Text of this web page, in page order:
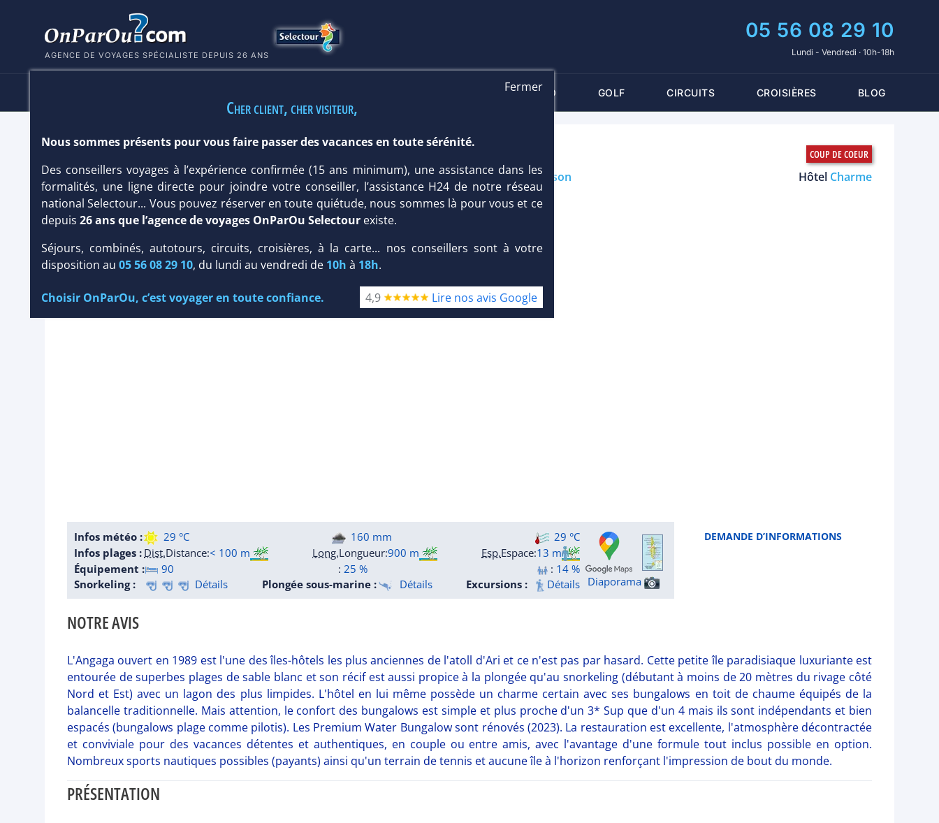
AGENCE DE VOYAGES SPÉCIALISTE DEPUIS 26 ANS
05 56 08 29 10
Lundi - Vendredi · 10h-18h
THALASSO GOLF CIRCUITS CROISIÈRES BLOG
HÔTEL ANGAGA ISLAND RESORT & SPA 4*
Maldives/ Atoll d'Ari Île : Taillepetite/ TypeRobinson Hôtel Charme
DEMANDE D’INFORMATIONS
Infos météo : 29 °C 160 mm
29 °C
Infos plages : Dist.Distance:< 100 m Long.Longueur:900 m Esp.Espace:13 m
Équipement :
90 :25 % : 14 %
Snorkeling :
Détails Plongée sous-marine : Détails Excursions : Détails Diaporama
NOTRE AVIS
L'Angaga ouvert en 1989 est l'une des îles-hôtels les plus anciennes de l'atoll d'Ari et ce n'est pas par hasard. Cette petite île paradisiaque luxuriante est
entourée de superbes plages de sable blanc et son récif est aussi propice à la plongée qu'au snorkeling (débutant à moins de 20 mètres du rivage côté
Nord et Est) avec un lagon des plus limpides. L'hôtel en lui même possède un charme certain avec ses bungalows en toit de chaume équipés de la
balancelle traditionnelle. Mais attention, le confort des bungalows est simple et plus proche d'un 3* Sup que d'un 4 mais ils sont indépendants et bien
espacés (bungalows plage comme pilotis). Les Premium Water Bungalow sont rénovés (2023). La restauration est excellente, l'atmosphère décontractée
et conviviale pour des vacances détentes et authentiques, en couple ou entre amis, avec l'avantage d'une formule tout inclus possible en option.
Nombreux sports nautiques possibles (payants) ainsi qu'un terrain de tennis et aucune île à l'horizon renforçant l'impression de bout du monde.
PRÉSENTATION
Fermer
Cher client, cher visiteur,
Nous sommes présents pour vous faire passer des vacances en toute sérénité.
Des conseillers voyages à l’expérience confirmée (15 ans minimum), une assistance dans les
formalités, une ligne directe pour joindre votre conseiller, l’assistance H24 de notre réseau
national Selectour... Vous pouvez réserver en toute quiétude, nous sommes là pour vous et ce
depuis 26 ans que l’agence de voyages OnParOu Selectourexiste.
Séjours, combinés, autotours, circuits, croisières, à la carte... nos conseillers sont à votre
disposition au 05 56 08 29 10, du lundi au vendredi de 10h à 18h.
Choisir OnParOu, c’est voyager en toute confiance. 4,9 Lire nos avis Google